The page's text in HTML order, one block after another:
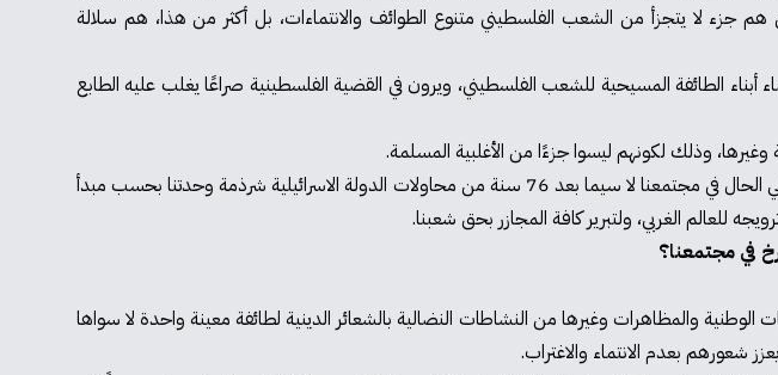
جزء لا يتجزأ من الشعب الفلسطيني متنوع الطوائف والانتماءات، بل أكثر من هذا، هم سلالة
الطائفة المسيحية للشعب الفلسطيني، ويرون في القضية الفلسطينية صراعًا يغلب عليه الطابع
وذلك لكونهم ليسوا جزءًا من الأغلبية المسلمة.
بعد قرابة 100 يوم من النقاشات، استنتجتُ أن صدمتي لم تكن حقيقية فعلًا، ففي داخلي علمت أن هذه هي الحال في مجتمعنا لا سيما بعد 76 سنة من محاولات الدولة الاسرائيلية شرذمة وحدتنا بحسب مبدأ
للعالم الغربي، ولتبرير كافة المجازر بحق شعبنا.
في مجتمعنا؟
والمظاهرات وغيرها من النشاطات النضالية بالشعائر الدينية لطائفة معينة واحدة لا سواها
شعورهم بعدم الانتماء والاغتراب.